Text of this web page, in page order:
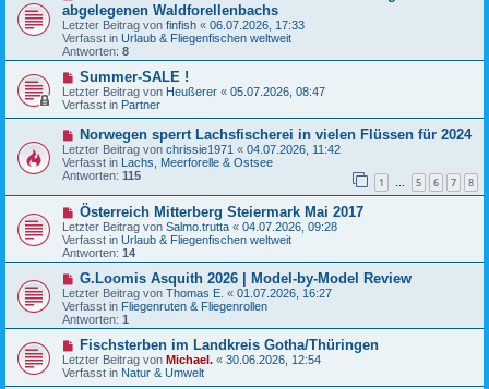
i
t
r
a
g
u
e
r
B
e
t
r
a
abgelegenen Waldforellenbachs
Letzter Beitrag von finfish « 06.07.2026, 17:33
Verfasst in Urlaub & Fliegenfischen weltweit
Antworten: 8
N
e
u
B
e
i
t
a
g
Summer-SALE !
Letzter Beitrag von Heußerer « 05.07.2026, 08:47
Verfasst in Partner
N
e
u
e
B
e
i
t
r
a
g
Norwegen sperrt Lachsfischerei in vielen Flüssen für 2024
Letzter Beitrag von chrissie1971 « 04.07.2026, 11:42
Verfasst in
Lachs, Meerforelle & Ostsee
Antworten: 115 1 … 5 6 7 8
N
e
u
e
r
B
e
i
t
r
a
g
Österreich Mitterberg Steiermark Mai 2017
Letzter Beitrag von Salmo.trutta « 04.07.2026, 09:28
Verfasst in Urlaub & Fliegenfischen weltweit
Antworten: 14
N
e
u
e
r
B
e
i
t
G.Loomis Asquith 2026 | Model-by-Model Review
Letzter Beitrag von Thomas E. « 01.07.2026, 16:27
Verfasst in Fliegenruten & Fliegenrollen
Antworten: 1
N
e
u
e
Fischsterben im Landkreis Gotha/Thüringen
Letzter Beitrag von Michael. « 30.06.2026, 12:54
Verfasst in Natur & Umwelt